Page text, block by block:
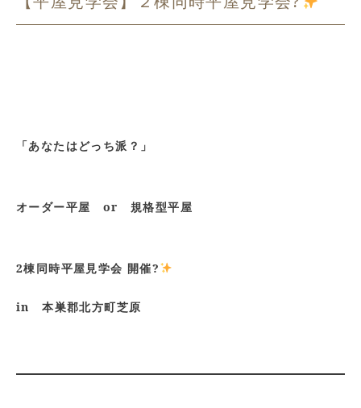
「あなたはどっち派？」
オーダー平屋 or 規格型平屋
2棟同時平屋見学会 開催?
in 本巣郡北方町芝原